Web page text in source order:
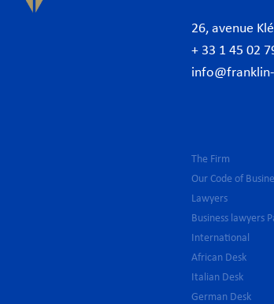
26, avenue
+ 33 1 45 02
The Firm
Our Code of
Lawyers
Business lawyers
International
African Desk
Italian Desk
German Desk